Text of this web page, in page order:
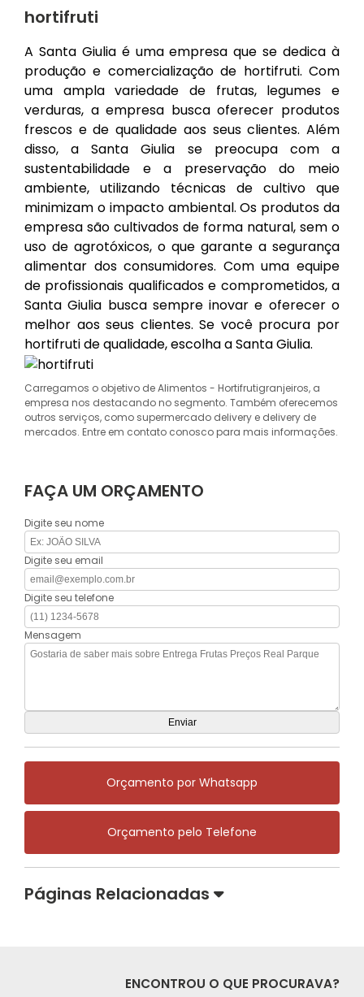
hortifruti
A Santa Giulia é uma empresa que se dedica à
produção e comercialização de hortifruti. Com
uma ampla variedade de frutas, legumes e
verduras, a empresa busca oferecer produtos
frescos e de qualidade aos seus clientes. Além
disso, a Santa Giulia se preocupa com a
sustentabilidade e a preservação do meio
ambiente, utilizando técnicas de cultivo que
minimizam o impacto ambiental. Os produtos da
empresa são cultivados de forma natural, sem o
uso de agrotóxicos, o que garante a segurança
alimentar dos consumidores. Com uma equipe
de profissionais qualificados e comprometidos, a
Santa Giulia busca sempre inovar e oferecer o
melhor aos seus clientes. Se você procura por
hortifruti de qualidade, escolha a Santa Giulia.
Carregamos o objetivo de Alimentos - Hortifrutigranjeiros, a
empresa nos destacando no segmento. Também oferecemos
outros serviços, como supermercado delivery e delivery de
mercados. Entre em contato conosco para mais informações.
FAÇA UM ORÇAMENTO
Digite seu nome
Digite seu email
Digite seu telefone
Mensagem
Orçamento por Whatsapp
Orçamento pelo Telefone
Páginas Relacionadas
ENCONTROU O QUE PROCURAVA?